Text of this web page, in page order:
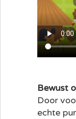
Bewust
Door
echte